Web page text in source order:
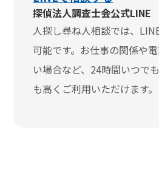
探偵法人調査士会公式LINE
人探し尋ね人相談では、
可能です。お仕事の関係や
い場合など、24時間いつで
も高くご利用いただけます。